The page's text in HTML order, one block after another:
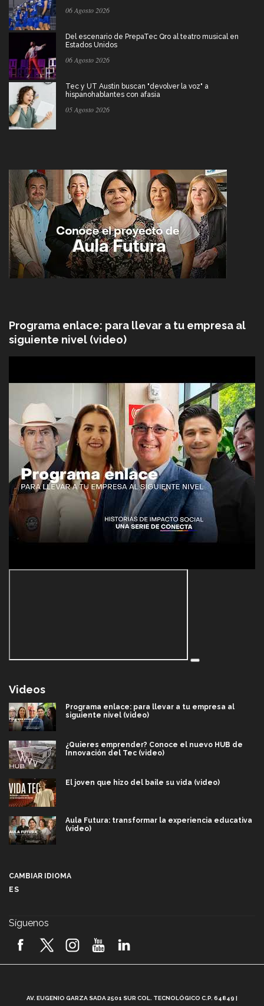
06 Agosto 2026
Del escenario de PrepaTec Qro al teatro musical en
Estados Unidos
06 Agosto 2026
Tec y UT Austin buscan "devolver la voz" a
hispanohablantes con afasia
05 Agosto 2026
Programa enlace: para llevar a tu empresa al
siguiente nivel (video)
Videos
Programa enlace: para llevar a tu empresa al
siguiente nivel (video)
¿Quieres emprender? Conoce el nuevo HUB de
Innovación del Tec (video)
El joven que hizo del baile su vida (video)
Aula Futura: transformar la experiencia educativa
(video)
2026! (video)
CAMBIAR IDIOMA
ES
Síguenos
AV. EUGENIO GARZA SADA 2501 SUR COL. TECNOLÓGICO C.P. 64849 |